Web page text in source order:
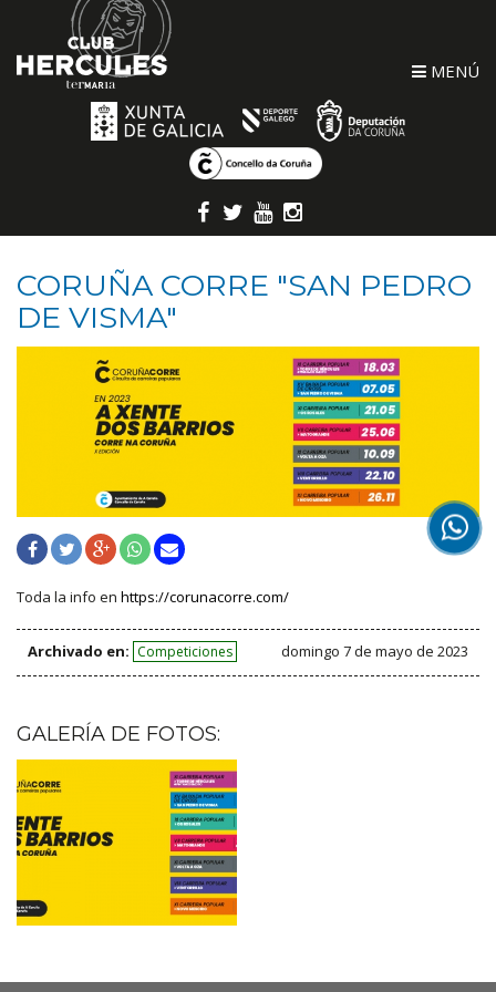
MENÚ
CORUÑA CORRE "SAN PEDRO
DE VISMA"
Toda la info en https://corunacorre.com/
Archivado en: Competiciones domingo 7 de mayo de 2023
GALERÍA DE FOTOS: